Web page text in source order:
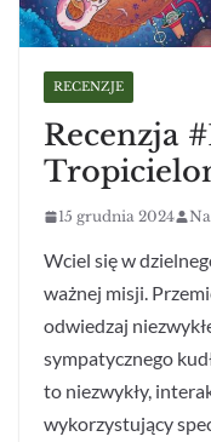
RECENZJE
Recenzja
15 grudnia 2024
Wciel się w
ważnej misji.
odwiedzaj
sympatycznego
to niezwykły,
wykorzystujący